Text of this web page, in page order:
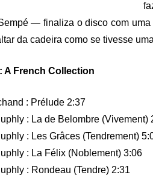
— finaliza o disco com
da cadeira como se tivesse
A French Collection
: Prélude 2:37
: La de Belombre (Vivement)
: Les Grâces (Tendrement)
: La Félix (Noblement) 3:06
: Rondeau (Tendre) 2:31